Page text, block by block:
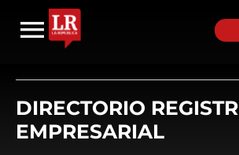
DIRECTORIO
EMPRESARIAL